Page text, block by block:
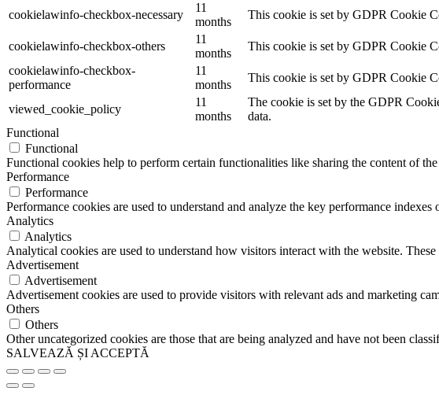
cookielawinfo-checkbox-necessary
11
months
This cookie is set by GDPR Cookie
cookielawinfo-checkbox-others
11
months
This cookie is set by GDPR Cookie
cookielawinfo-checkbox-
performance
11
months
This cookie is set by GDPR Cookie
viewed_cookie_policy
11
months
The cookie is set by the GDPR
data.
Functional
Functional
Functional cookies help to perform certain functionalities like sharing the content of
Performance
Performance
Performance cookies are used to understand and analyze the key performance
Analytics
Analytics
Analytical cookies are used to understand how visitors interact with the website.
Advertisement
Advertisement
Advertisement cookies are used to provide visitors with relevant ads and marketing
Others
Others
Other uncategorized cookies are those that are being analyzed and have not been
SALVEAZĂ ȘI ACCEPTĂ